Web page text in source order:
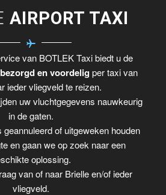
AIRPORT TAXI
van BOTLEK Taxi biedt u de
en voordelig per taxi van
ieder vliegveld te reizen.
uw vluchtgegevens nauwkeurig
in de gaten.
of uitgeweken houden
en gaan we op zoek naar een
oplossing.
van of naar Brielle en/of ieder
vliegveld.